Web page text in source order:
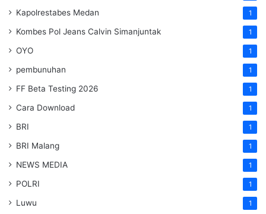
Kapolrestabes Medan 1
Kombes Pol Jeans Calvin Simanjuntak 1
OYO 1
pembunuhan 1
FF Beta Testing 2026 1
Cara Download 1
BRI 1
BRI Malang 1
NEWS MEDIA 1
POLRI 1
Luwu 1